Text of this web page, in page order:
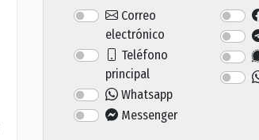
Correo
electrónico
Teléfono
principal
Whatsapp
Messenger